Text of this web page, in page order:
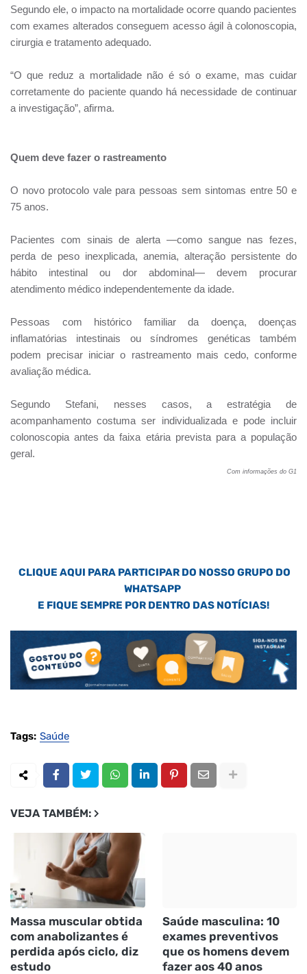
Segundo ele, o impacto na mortalidade ocorre quando pacientes
com exames alterados conseguem acesso ágil à colonoscopia,
cirurgia e tratamento adequado.
“O que reduz a mortalidade não é só o exame, mas cuidar
corretamente do paciente quando há necessidade de continuar
a investigação”, afirma.
Quem deve fazer o rastreamento
O novo protocolo vale para pessoas sem sintomas entre 50 e
75 anos.
Pacientes com sinais de alerta —como sangue nas fezes,
perda de peso inexplicada, anemia, alteração persistente do
hábito intestinal ou dor abdominal— devem procurar
atendimento médico independentemente da idade.
Pessoas com histórico familiar da doença, doenças
inflamatórias intestinais ou síndromes genéticas também
podem precisar iniciar o rastreamento mais cedo, conforme
avaliação médica.
Segundo Stefani, nesses casos, a estratégia de
acompanhamento costuma ser individualizada e pode incluir
colonoscopia antes da faixa etária prevista para a população
geral.
Com informações do G1
CLIQUE AQUI PARA PARTICIPAR DO NOSSO GRUPO DO
WHATSAPP
E FIQUE SEMPRE POR DENTRO DAS NOTÍCIAS!
Tags: Saúde
VEJA TAMBÉM:
Massa muscular obtida
com anabolizantes é
perdida após ciclo, diz
estudo
Saúde masculina: 10
exames preventivos
que os homens devem
fazer aos 40 anos